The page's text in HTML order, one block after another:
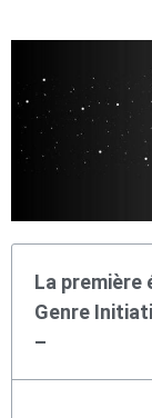
La première
Genre
–